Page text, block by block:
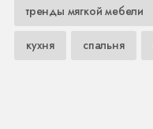
тренды мягкой мебели
кухня спальня